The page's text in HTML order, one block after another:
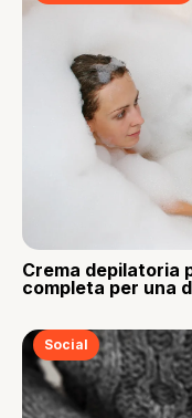
Crema depilatoria
completa per una
Social